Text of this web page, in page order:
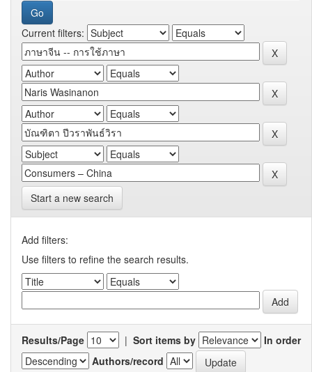
Current filters:
Start a new search
Add filters:
Use filters to refine the search results.
Results/Page | Sort items by
In order
Authors/record